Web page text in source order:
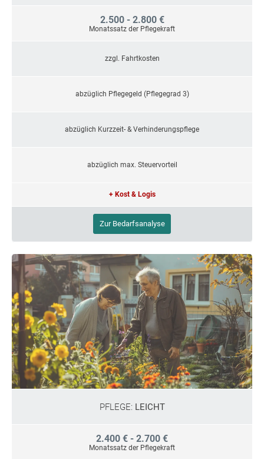
2.500 - 2.800 €
Monatssatz der Pflegekraft
zzgl. Fahrtkosten
abzüglich Pflegegeld (Pflegegrad 3)
abzüglich Kurzzeit- & Verhinderungspflege
abzüglich max. Steuervorteil
+ Kost & Logis
Zur Bedarfsanalyse
PFLEGE: LEICHT
2.400 € - 2.700 €
Monatssatz der Pflegekraft